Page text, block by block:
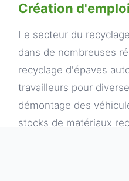
Création
Le secteur du
dans de nombreuses
recyclage d'épaves
travailleurs pour
démontage des
stocks de matériaux